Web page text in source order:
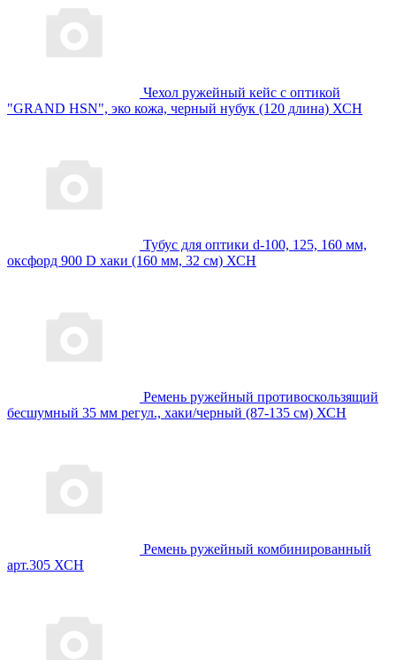
Чехол ружейный кейс с оптикой
"GRAND HSN", эко кожа, черный нубук (120 длина) ХСН
Тубус для оптики d-100, 125, 160 мм,
оксфорд 900 D хаки (160 мм, 32 см) ХСН
Ремень ружейный противоскользящий
бесшумный 35 мм регул., хаки/черный (87-135 см) ХСН
Ремень ружейный комбинированный
арт.305 ХСН